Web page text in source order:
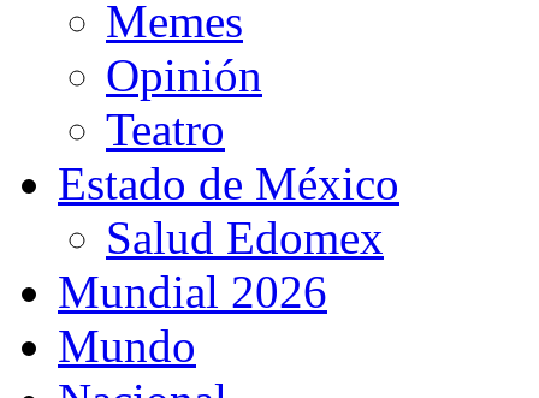
Memes
Opinión
Teatro
Estado de México
Salud Edomex
Mundial 2026
Mundo